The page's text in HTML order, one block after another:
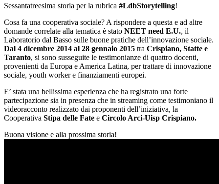
Sessantatreesima storia per la rubrica #LdbStorytelling!
Cosa fa una cooperativa sociale? A rispondere a questa e ad altre
domande correlate alla tematica è stato NEET need E.U., il
Laboratorio dal Basso sulle buone pratiche dell’innovazione sociale.
Dal 4 dicembre 2014 al 28 gennaio 2015 tra Crispiano, Statte e
Taranto, si sono susseguite le testimonianze di quattro docenti,
provenienti da Europa e America Latina, per trattare di innovazione
sociale, youth worker e finanziamenti europei.
E’ stata una bellissima esperienza che ha registrato una forte
partecipazione sia in presenza che in streaming come testimoniano il
videoracconto realizzato dai proponenti dell’iniziativa, la
Cooperativa Stipa delle Fate e Circolo Arci-Uisp Crispiano.
Buona visione e alla prossima storia!